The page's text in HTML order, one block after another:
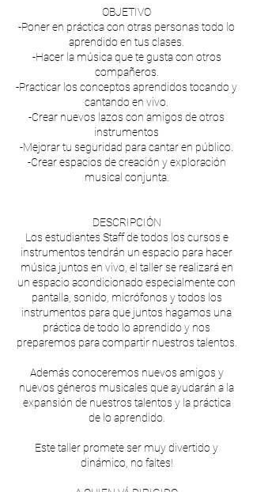
OBJETIVO
-Poner en práctica con otras personas todo lo
aprendido en tus clases.
-Hacer la música que te gusta con otros
compañeros.
-Practicar los conceptos aprendidos tocando y
cantando en vivo.
-Crear nuevos lazos con amigos de otros
instrumentos
-Mejorar tu seguridad para cantar en público.
-Crear espacios de creación y exploración
musical conjunta.
DESCRIPCIÓN
Los estudiantes Staff de todos los cursos e
instrumentos tendrán un espacio para hacer
música juntos en vivo, el taller se realizará en
un espacio acondicionado especialmente con
pantalla, sonido, micrófonos y todos los
instrumentos para que juntos hagamos una
práctica de todo lo aprendido y nos
preparemos para compartir nuestros talentos.
Además conoceremos nuevos amigos y
nuevos géneros musicales que ayudarán a la
expansión de nuestros talentos y la práctica
de lo aprendido.
Este taller promete ser muy divertido y
dinámico, no faltes!